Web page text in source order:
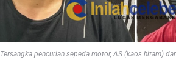
Tersangka pencurian sepeda motor, AS (kaos hitam)